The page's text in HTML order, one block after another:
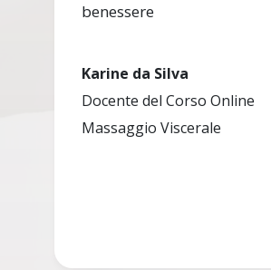
benessere
Karine da Silva
Docente del Corso Online
Massaggio Viscerale